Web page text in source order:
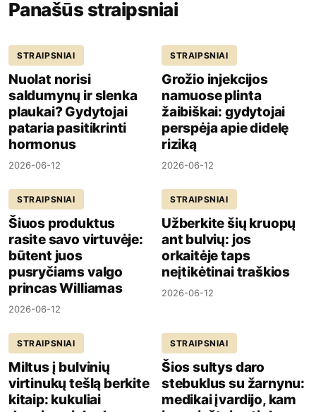
Panašūs straipsniai
STRAIPSNIAI
Nuolat norisi
saldumynų ir slenka
plaukai? Gydytojai
pataria pasitikrinti
hormonus
2026-06-12
STRAIPSNIAI
Grožio injekcijos
namuose plinta
žaibiškai: gydytojai
perspėja apie didelę
riziką
2026-06-12
STRAIPSNIAI
Šiuos produktus
rasite savo virtuvėje:
būtent juos
pusryčiams valgo
princas Williamas
2026-06-12
STRAIPSNIAI
Užberkite šių kruopų
ant bulvių: jos
orkaitėje taps
neįtikėtinai traškios
2026-06-12
STRAIPSNIAI
Miltus į bulvinių
virtinukų tešlą berkite
kitaip: kukuliai
STRAIPSNIAI
Šios sultys daro
stebuklus su žarnynu:
medikai įvardijo, kam